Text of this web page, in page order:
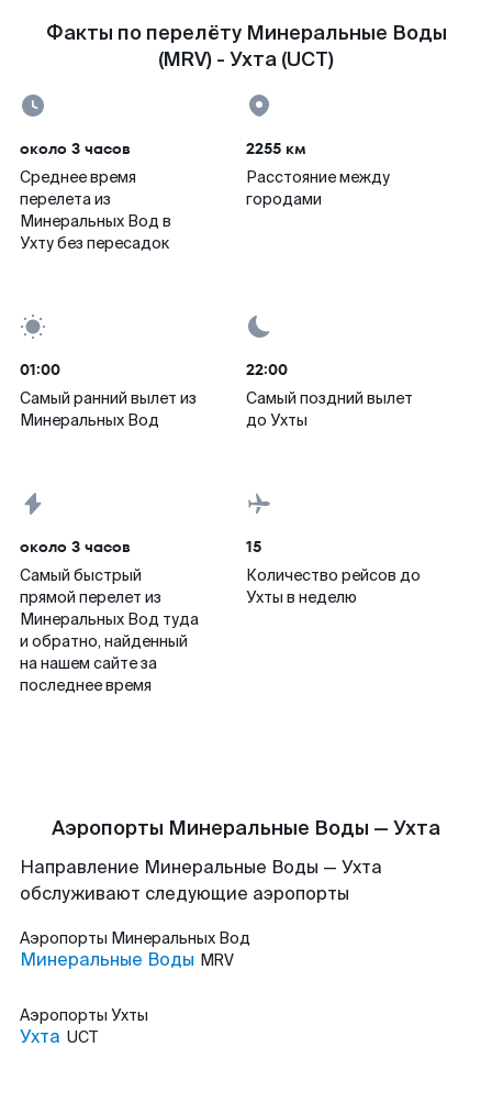
Факты по перелёту Минеральные Воды
(MRV) - Ухта (UCT)
около 3 часов
Среднее время
перелета из
Минеральных Вод в
Ухту без пересадок
2255 км
Расстояние между
городами
01:00
Самый ранний вылет из
Минеральных Вод
22:00
Самый поздний вылет
до Ухты
около 3 часов
Самый быстрый
прямой перелет из
Минеральных Вод туда
и обратно, найденный
на нашем сайте за
последнее время
15
Количество рейсов до
Ухты в неделю
Аэропорты Минеральные Воды — Ухта
Направление Минеральные Воды — Ухта
обслуживают следующие аэропорты
Аэропорты Минеральных Вод
Минеральные Воды MRV
Аэропорты Ухты
Ухта UCT